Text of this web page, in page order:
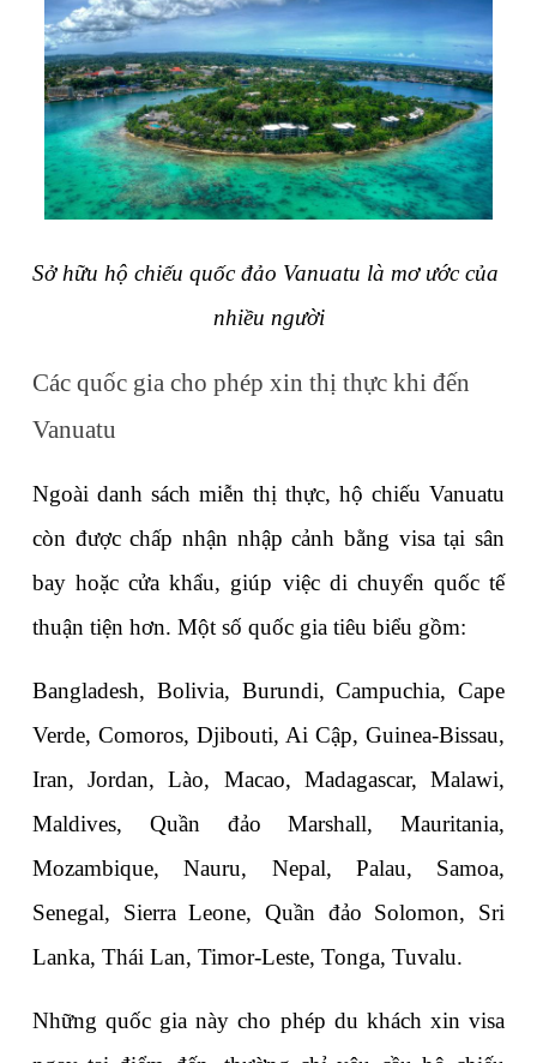
Sở hữu hộ chiếu quốc đảo Vanuatu là mơ ước của
nhiều người
Các quốc gia cho phép xin thị thực khi đến
Vanuatu
Ngoài danh sách miễn thị thực, hộ chiếu Vanuatu
còn được chấp nhận nhập cảnh bằng visa tại sân
bay hoặc cửa khẩu, giúp việc di chuyển quốc tế
thuận tiện hơn. Một số quốc gia tiêu biểu gồm:
Bangladesh, Bolivia, Burundi, Campuchia, Cape
Verde, Comoros, Djibouti, Ai Cập, Guinea-Bissau,
Iran, Jordan, Lào, Macao, Madagascar, Malawi,
Maldives, Quần đảo Marshall, Mauritania,
Mozambique, Nauru, Nepal, Palau, Samoa,
Senegal, Sierra Leone, Quần đảo Solomon, Sri
Lanka, Thái Lan, Timor-Leste, Tonga, Tuvalu.
Những quốc gia này cho phép du khách xin visa